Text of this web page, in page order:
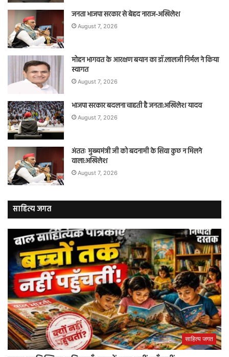
जनता भाजपा सरकार से बेहद नाराज-अखिलेश
August 7, 2026
मोहन भागवत के आरक्षण बयान का डॉ.लालजी निर्मल ने किया
स्वागत
August 7, 2026
भाजपा सरकार बदलना चाहती है जनता:अखिलेश यादव
August 7, 2026
अंततः मुख्यमंत्री जी को बदनामी के सिवा कुछ न मिलने
वाला:अखिलेश
August 7, 2026
साहित्य जगत
साहित्य जगत